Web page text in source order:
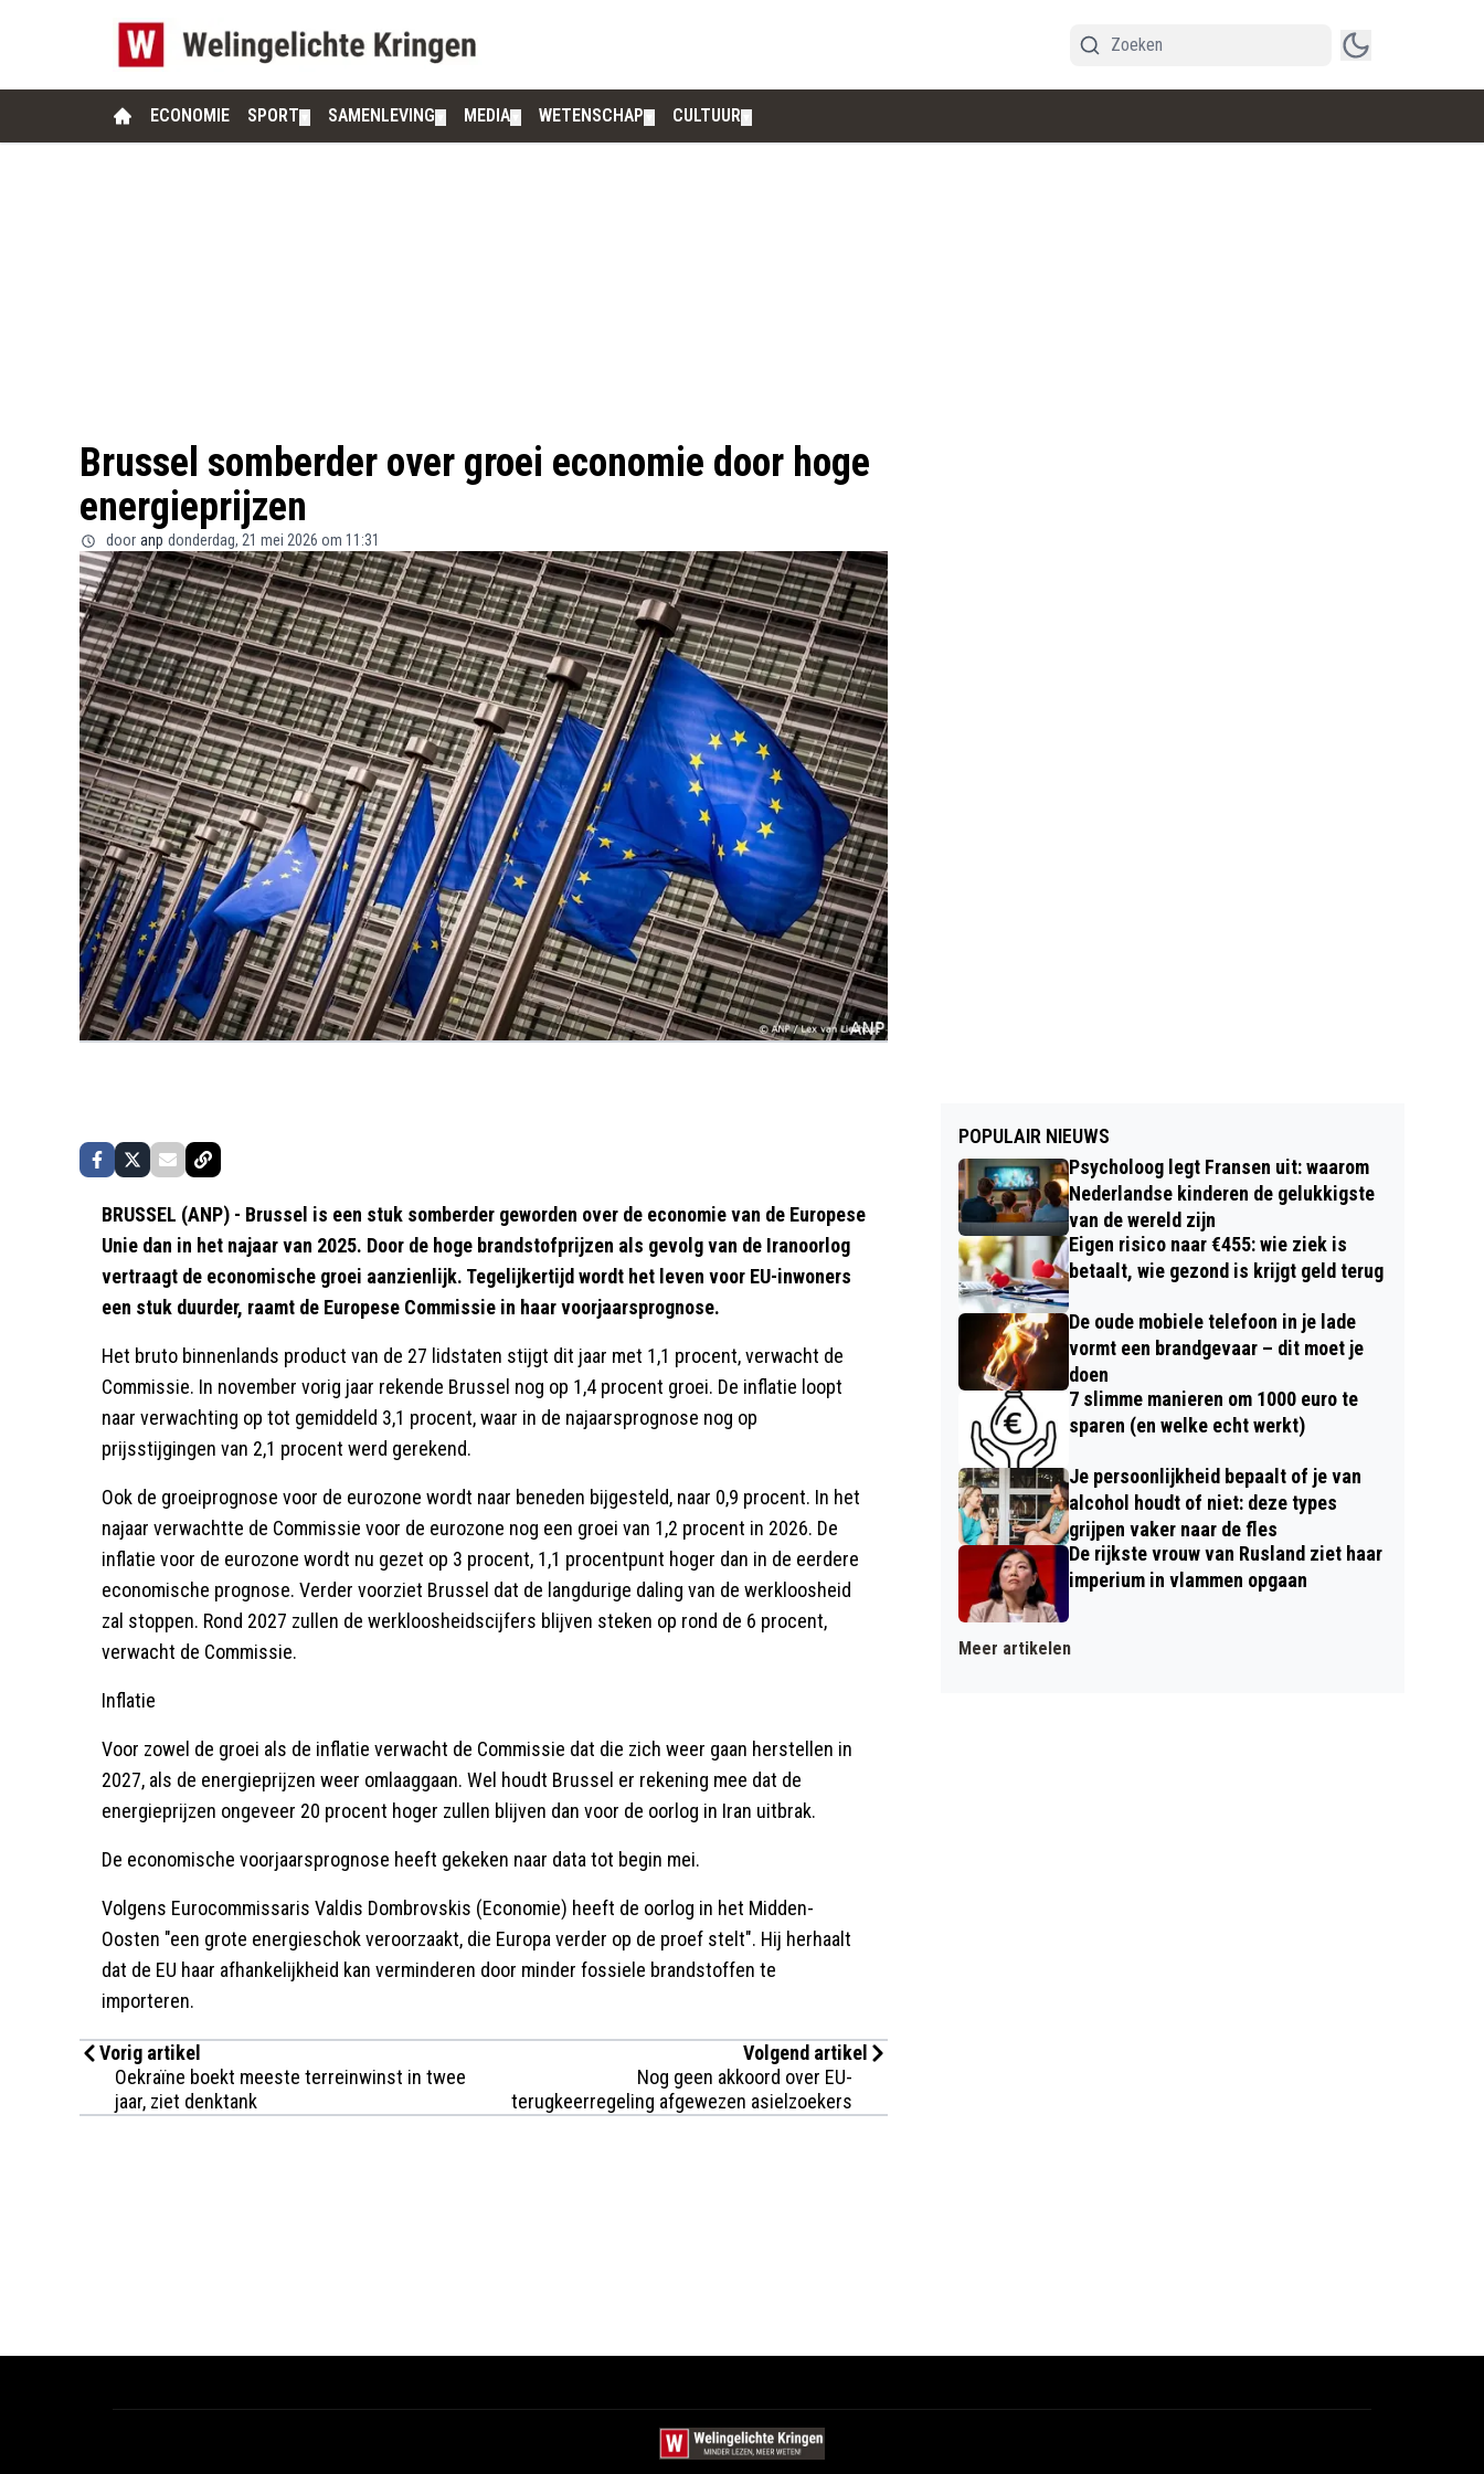
ECONOMIE SPORT SAMENLEVING MEDIA WETENSCHAP CULTUUR
Brussel somberder over groei economie door hoge
energieprijzen
door anp donderdag, 21 mei 2026 om 11:31
BRUSSEL (ANP) - Brussel is een stuk somberder geworden over de economie van de Europese
Unie dan in het najaar van 2025. Door de hoge brandstofprijzen als gevolg van de Iranoorlog
vertraagt de economische groei aanzienlijk. Tegelijkertijd wordt het leven voor EU-inwoners
een stuk duurder, raamt de Europese Commissie in haar voorjaarsprognose.
Het bruto binnenlands product van de 27 lidstaten stijgt dit jaar met 1,1 procent, verwacht de
Commissie. In november vorig jaar rekende Brussel nog op 1,4 procent groei. De inflatie loopt
naar verwachting op tot gemiddeld 3,1 procent, waar in de najaarsprognose nog op
prijsstijgingen van 2,1 procent werd gerekend.
Ook de groeiprognose voor de eurozone wordt naar beneden bijgesteld, naar 0,9 procent. In het
najaar verwachtte de Commissie voor de eurozone nog een groei van 1,2 procent in 2026. De
inflatie voor de eurozone wordt nu gezet op 3 procent, 1,1 procentpunt hoger dan in de eerdere
economische prognose. Verder voorziet Brussel dat de langdurige daling van de werkloosheid
zal stoppen. Rond 2027 zullen de werkloosheidscijfers blijven steken op rond de 6 procent,
verwacht de Commissie.
Inflatie
Voor zowel de groei als de inflatie verwacht de Commissie dat die zich weer gaan herstellen in
2027, als de energieprijzen weer omlaaggaan. Wel houdt Brussel er rekening mee dat de
energieprijzen ongeveer 20 procent hoger zullen blijven dan voor de oorlog in Iran uitbrak.
De economische voorjaarsprognose heeft gekeken naar data tot begin mei.
Volgens Eurocommissaris Valdis Dombrovskis (Economie) heeft de oorlog in het Midden-
Oosten "een grote energieschok veroorzaakt, die Europa verder op de proef stelt". Hij herhaalt
dat de EU haar afhankelijkheid kan verminderen door minder fossiele brandstoffen te
importeren.
Vorig artikel
Oekraïne boekt meeste terreinwinst in twee
jaar, ziet denktank
Volgend artikel
Nog geen akkoord over EU-
terugkeerregeling afgewezen asielzoekers
POPULAIR NIEUWS
Psycholoog legt Fransen uit: waarom
Nederlandse kinderen de gelukkigste
van de wereld zijn
Eigen risico naar €455: wie ziek is
betaalt, wie gezond is krijgt geld terug
De oude mobiele telefoon in je lade
vormt een brandgevaar – dit moet je
doen
7 slimme manieren om 1000 euro te
sparen (en welke echt werkt)
Je persoonlijkheid bepaalt of je van
alcohol houdt of niet: deze types
grijpen vaker naar de fles
De rijkste vrouw van Rusland ziet haar
imperium in vlammen opgaan
Meer artikelen